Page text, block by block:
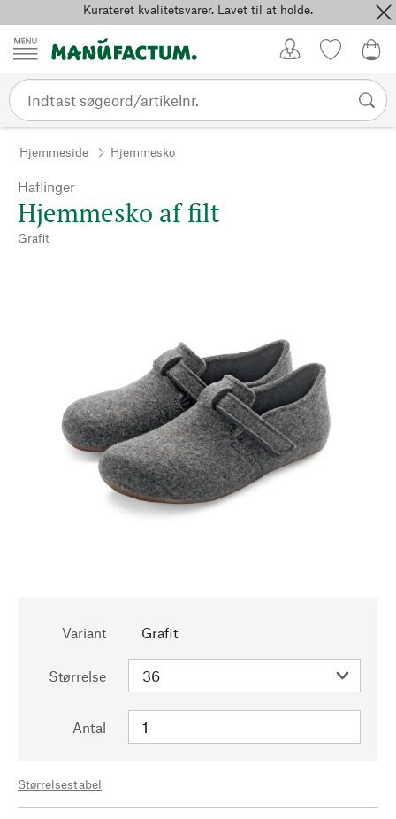
Spring til indholdKurateret kvalitetsvarer. Lavet til at holde.
Hjemmeside Hjemmesko
Haflinger
Hjemmesko af filt
Grafit
Variant Grafit
Størrelse
Antal
Størrelsestabel